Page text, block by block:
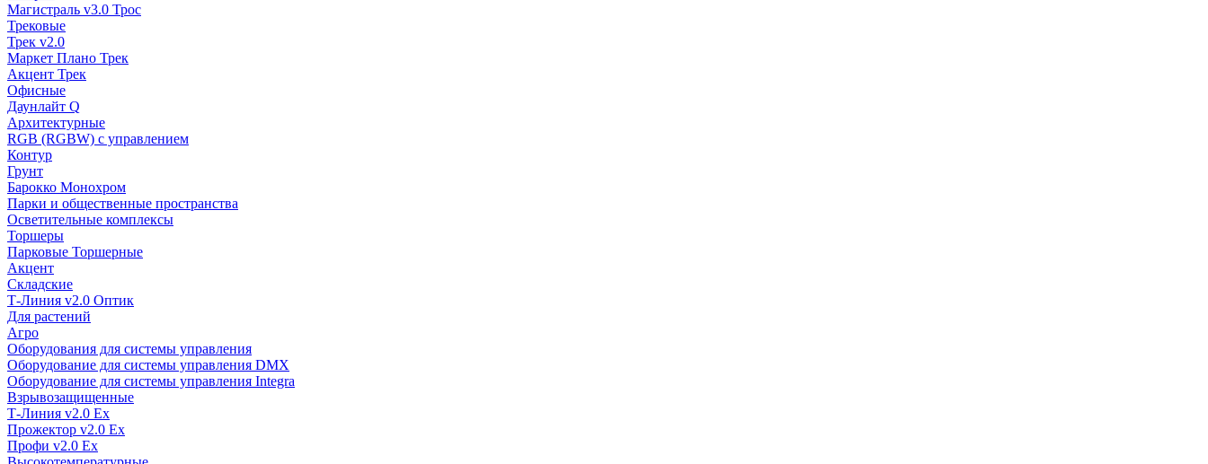
Магистраль v3.0 Трос
Трековые
Трек v2.0
Маркет Плано Трек
Акцент Трек
Офисные
Даунлайт Q
Архитектурные
RGB (RGBW) с управлением
Контур
Грунт
Барокко Монохром
Парки и общественные пространства
Осветительные комплексы
Торшеры
Парковые Торшерные
Акцент
Складские
Т-Линия v2.0 Оптик
Для растений
Агро
Оборудования для системы управления
Оборудование для системы управления DMX
Оборудование для системы управления Integra
Взрывозащищенные
Т-Линия v2.0 Ex
Прожектор v2.0 Ex
Профи v2.0 Ex